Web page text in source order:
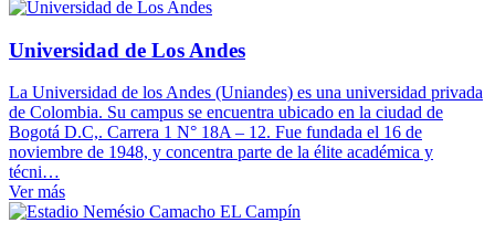
Universidad de Los Andes
La Universidad de los Andes (Uniandes) es una universidad privada
de Colombia. Su campus se encuentra ubicado en la ciudad de
Bogotá D.C,. Carrera 1 N° 18A – 12. Fue fundada el 16 de
noviembre de 1948, y concentra parte de la élite académica y
técni…
Ver más